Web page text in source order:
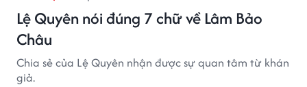
Lệ Quyên nói đúng 7 chữ về Lâm Bảo
Châu
Chia sẻ của Lệ Quyên nhận được sự quan tâm từ khán
giả.